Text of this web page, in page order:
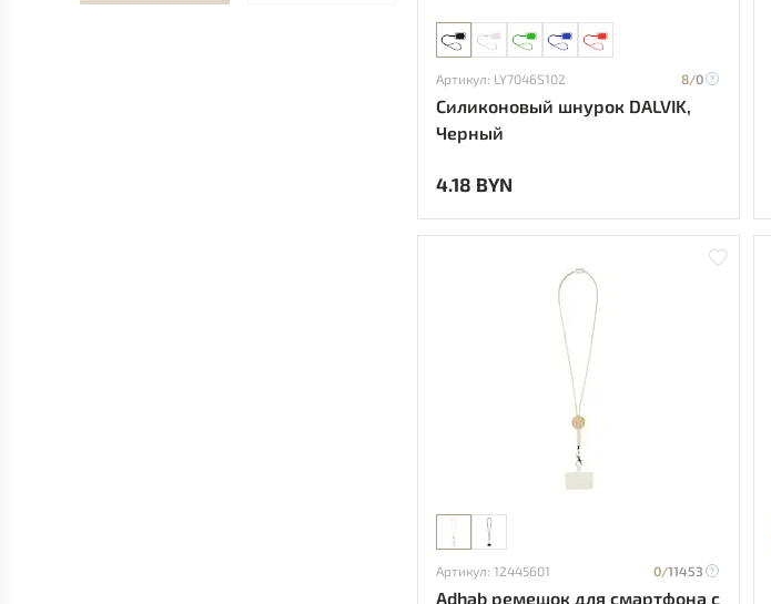
Артикул: LY7046S102 8/0
Силиконовый шнурок DALVIK,
Черный
4.18 BYN
Артикул: 12445601 0/11453
Adhab ремешок для смартфона с